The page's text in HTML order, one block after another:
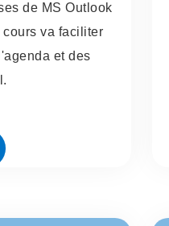
de MS Outlook
va faciliter
et des